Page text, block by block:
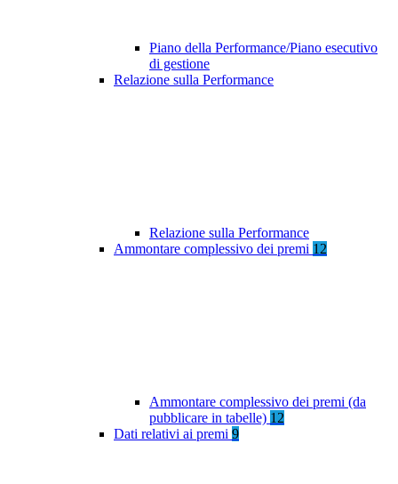
Piano della Performance/Piano esecutivo
di gestione
Relazione sulla Performance
Relazione sulla Performance
Ammontare complessivo dei premi 12
Ammontare complessivo dei premi (da
pubblicare in tabelle) 12
Dati relativi ai premi 9